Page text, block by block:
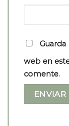
web en
comente.